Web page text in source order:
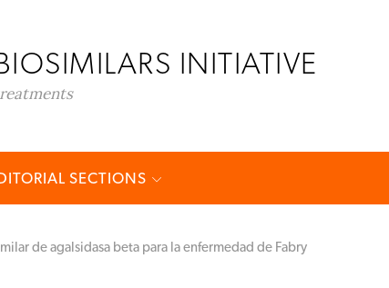
INITIATIVE
SECTIONS
de agalsidasa beta para la enfermedad de Fabry